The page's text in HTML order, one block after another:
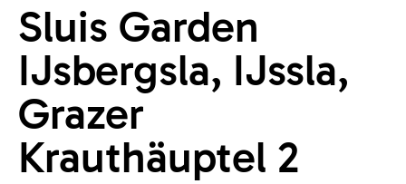
Sluis Garden
IJsbergsla, IJssla,
Grazer
Krauthäuptel 2